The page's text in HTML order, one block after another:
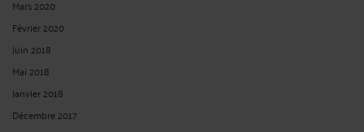
Mars 2020
Février 2020
Juin 2018
Mai 2018
Janvier 2018
Décembre 2017